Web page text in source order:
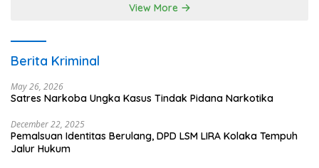
View More
Berita Kriminal
May 26, 2026
Satres Narkoba Ungka Kasus Tindak Pidana Narkotika
December 22, 2025
Pemalsuan Identitas Berulang, DPD LSM LIRA Kolaka Tempuh
Jalur Hukum